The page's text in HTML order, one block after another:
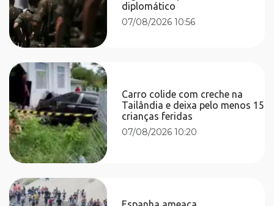
diplomático
07/08/2026 10:56
Carro colide com creche na
Tailândia e deixa pelo menos 15
crianças feridas
07/08/2026 10:20